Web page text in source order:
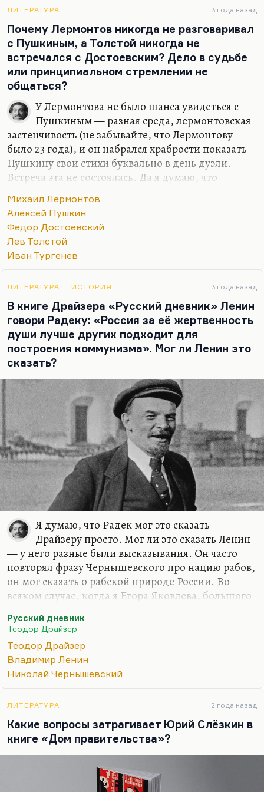
понял бы, что речь идет о Лидочке Ивановой.
Требуется знание контекста, ведь «Лазаря» я до
сих пор не понимаю, поэма для меня совершенно
темная. Вне этого контекста мы можем только
восхищаться тем, что он — птица певчая, как
говорил о нем Мандельштам. Птица совершенно
безупречная, гениальная музыкальность,
изумительная…
ЛИТЕРАТУРА 3 года назад
Почему Лермонтов никогда не разговаривал
с Пушкиным, а Толстой никогда не
встречался с Достоевским? Дело в судьбе
или принципиальном стремлении не
общаться?
У Лермонтова не было шанса увидеться с
Пушкиным — разная среда, лермонтовская
застенчивость (не забывайте, что Лермонтову
было 23 года), и он набрался храбрости показать
Пушкину свои стихи буквально в день дуэли.
Встреча эта не состоялась. Да я думаю, что
обладал поразительной чуткость к чужому
таланту и в день самой дуэли писал хвалебные
письма Ишимовой на её рассказы для детей из
российской истории), я думаю, мог бы
Лермонтова оценить, но, прямо скажем, время
Что касается Толстого и Достоевского, то они,
видимо, очень хорошо чувствовали, что из их
разговора ничего путного бы не вышло. Потому
что настолько…
Михаил Лермонтов
Алексей Пушкин
Федор Достоевский
Лев Толстой
Иван Тургенев
ЛИТЕРАТУРА ИСТОРИЯ 3 года назад
В книге Драйзера «Русский дневник» Ленин
говори Радеку: «Россия за её жертвенность
души лучше других подходит для
построения коммунизма». Мог ли Ленин это
сказать?
Я думаю, что Радек мог это сказать
Драйзеру просто. Мог ли это сказать Ленин
— у него разные были высказывания. Он часто
повторял фразу Чернышевского про нацию рабов,
он мог сказать о рабской природе России. Во
всяком случае, когда я Егора Яковлева, большого
насколько аутентичны высказывания Ленина о
всеобщем рабстве, он сказал:
в той традиции, к которой он принадлежал»
Чернышевский это говорил, Герцен это говорил,
почему бы Ленину было этого не сказать? Я
рабской душе, а в другом расположении духа он
мог сказать о жертвенной душе. Но
высказывание о рабском духе Ленина,
высказывания о…
Русский дневник
Теодор Драйзер
Теодор Драйзер
Владимир Ленин
Николай Чернышевский
ЛИТЕРАТУРА 2 года назад
Какие вопросы затрагивает Юрий Слёзкин в
книге «Дом правительства»?